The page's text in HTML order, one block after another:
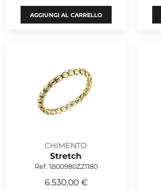
AGGIUNGI AL CARRELLO
CHIMENTO
Stretch
Ref. 1B00980ZZ1180
6.530,00 €